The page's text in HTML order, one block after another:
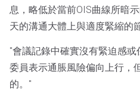
息，略低於當前OIS曲線所暗
天的溝通大體上與適度緊縮的
"會議記錄中確實沒有緊迫感
委員表示通脹風險偏向上行，
的。"